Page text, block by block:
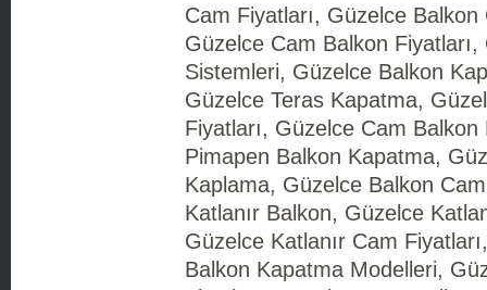
Cam Fiyatları, Güzelce Balkon
Güzelce Cam Balkon
Sistemleri, Güzelce Balkon
Güzelce Teras Kapatma,
Fiyatları, Güzelce Cam
Pimapen Balkon Kapatma,
Kaplama, Güzelce Balkon
Katlanır Balkon, Güzelce
Güzelce Katlanır Cam
Balkon Kapatma Modelleri,